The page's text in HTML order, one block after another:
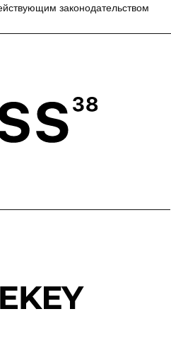
законодательством